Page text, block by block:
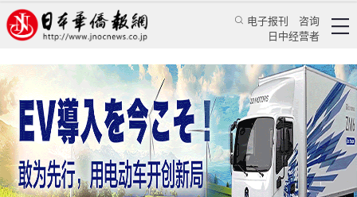
电子报刊
咨询
日中经营者
别看安倍对美国不首先使用核武怎么说